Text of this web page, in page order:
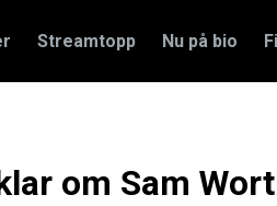
Streamtopp Nu på bio
om Sam